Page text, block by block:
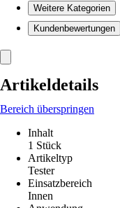
Weitere Kategorien
Kundenbewertungen
Artikeldetails
Bereich überspringen
Inhalt
1 Stück
Artikeltyp
Tester
Einsatzbereich
Innen